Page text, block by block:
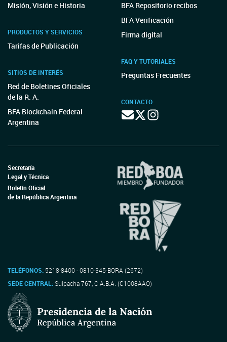
Misión, Visión e Historia
PRODUCTOS Y SERVICIOS
Tarifas de Publicación
SITIOS DE INTERÉS
Red de Boletines Oficiales
de la R. A.
BFA Blockchain Federal
Argentina
BFA Repositorio recibos
BFA Verificación
Firma digital
FAQ Y TUTORIALES
Preguntas Frecuentes
CONTACTO
Secretaría
Legal y Técnica
Boletín Oficial
de la República Argentina
TELÉFONOS: 5218-8400 - 0810-345-BORA (2672)
SEDE CENTRAL:Suipacha 767, C.A.B.A. (C1008AAO)